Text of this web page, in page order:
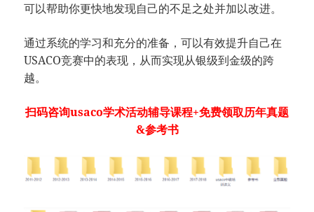
可以帮助你更快地发现自己的不足之处并加以改进。
通过系统的学习和充分的准备，可以有效提升自己在
USACO竞赛中的表现，从而实现从银级到金级的跨
越。
扫码咨询usaco学术活动辅导课程+免费领取历年真题
&参考书